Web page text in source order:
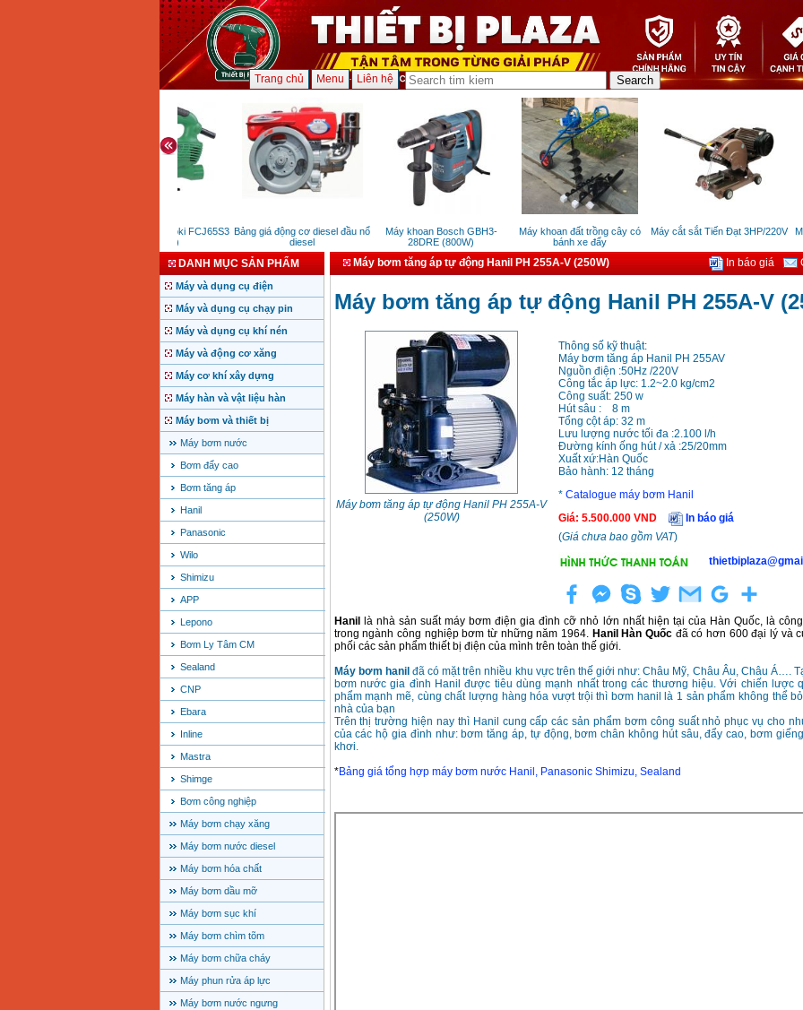
Trang chủ Menu Liên hệ
Máy cưa lọng Hikoki FCJ65S3 Bảng giá động cơ diesel đầu nổ
diesel
Máy khoan Bosch GBH3-
28DRE (800W)
Máy khoan đất trồng cây có
bánh xe đẩy
Máy cắt sắt Tiến Đạt 3HP/220V
DANH MỤC SẢN PHẨM
Máy và dụng cụ điện
Máy và dụng cụ chạy pin
Máy và dụng cụ khí nén
Máy và động cơ xăng
Máy cơ khí xây dựng
Máy hàn và vật liệu hàn
Máy bơm và thiết bị
Máy bơm nước
Bơm đẩy cao
Bơm tăng áp
Hanil
Panasonic
Wilo
Shimizu
APP
Lepono
Bơm Ly Tâm CM
Sealand
CNP
Ebara
Inline
Mastra
Shimge
Bơm công nghiệp
Máy bơm chạy xăng
Máy bơm nước diesel
Máy bơm hóa chất
Máy bơm dầu mỡ
Máy bơm sục khí
Máy bơm chìm tõm
Máy bơm chữa cháy
Máy phun rửa áp lực
Máy bơm nước ngưng
Máy bơm tăng áp tự động Hanil PH 255A-V (250W) In báo giá
Máy bơm tăng áp tự động Hanil PH 255A-V
Máy bơm tăng áp tự động Hanil PH 255A-V
(250W)
Thông số kỹ thuật:
Máy bơm tăng áp Hanil PH 255AV
Nguồn điện :50Hz /220V
Công tắc áp lực: 1.2~2.0 kg/cm2
Công suất: 250 w
Hút sâu : 8 m
Tổng cột áp: 32 m
Lưu lượng nước tối đa :2.100 l/h
Đường kính ống hút / xả :25/20mm
Xuất xứ:Hàn Quốc
Bảo hành: 12 tháng
* Catalogue máy bơm Hanil
Giá: 5.500.000VND
In báo giá
(Giá chưa bao gồm VAT)
Hanil
là nhà sản suất máy bơm điện gia đình cỡ nhỏ lớn nhất hiện tại của Hàn Quốc, là
trong ngành công nghiệp bơm từ những năm 1964. Hanil Hàn Quốcđã có hơn 600 đại lý và
phối các sản phẩm thiết bị điện của mình trên toàn thế giới.
Máy bơm hanil đã có mặt trên nhiều khu vực trên thế giới như: Châu Mỹ, Châu Âu, Châu Á….
bơm nước gia đình Hanil được tiêu dùng mạnh nhất trong các thương hiệu. Với chiến lược
phẩm mạnh mẽ, cùng chất lượng hàng hóa vượt trội thì bơm hanil là 1 sản phẩm không thể
nhà của bạn
Trên thị trường hiện nay thì Hanil cung cấp các sản phẩm bơm công suất nhỏ phục vụ cho
của các hộ gia đình như: bơm tăng áp, tự động, bơm chân không hút sâu, đẩy cao, bơm
khơi.
*Bảng giá tổng hợp máy bơm nước Hanil, Panasonic Shimizu, Sealand